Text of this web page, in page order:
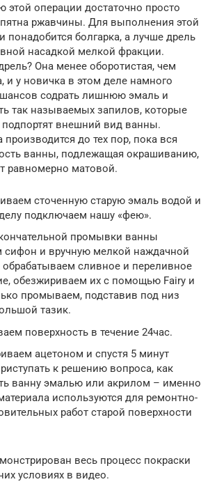
этой операции достаточно просто
ржавчины. Для выполнения этой
понадобится болгарка, а лучше дрель
насадкой мелкой фракции.
Она менее оборотистая, чем
и у новичка в этом деле намного
содрать лишнюю эмаль и
так называемых запилов, которые
подпортят внешний вид ванны.
производится до тех пор, пока вся
ванны, подлежащая окрашиванию,
равномерно матовой.
сточенную старую эмаль водой и
подключаем нашу «фею».
промывки ванны
сифон и вручную мелкой наждачной
обрабатываем сливное и переливное
обезжириваем их с помощью Fairy и
промываем, подставив под низ
тазик.
поверхность в течение 24час.
ацетоном и спустя 5 минут
к решению вопроса, как
ванну эмалью или акрилом – именно
используются для ремонтно-
работ старой поверхности
весь процесс покраски
условиях в видео.